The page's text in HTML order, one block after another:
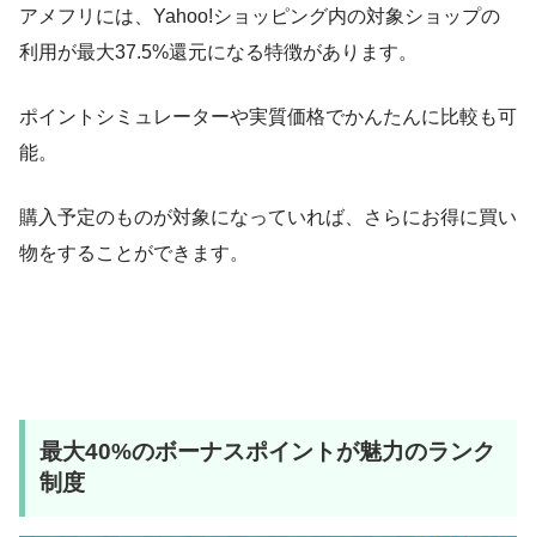
アメフリには、Yahoo!ショッピング内の対象ショップの
利用が最大37.5%還元になる特徴があります。
ポイントシミュレーターや実質価格でかんたんに比較も可
能。
購入予定のものが対象になっていれば、さらにお得に買い
物をすることができます。
最大40%のボーナスポイントが魅力のランク
制度